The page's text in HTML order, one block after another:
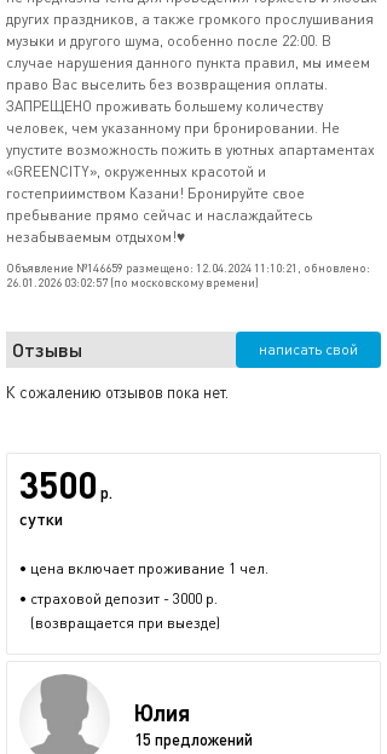
других праздников, а также громкого прослушивания
музыки и другого шума, особенно после 22:00. В
случае нарушения данного пункта правил, мы имеем
право Вас выселить без возвращения оплаты.
ЗАПРЕЩЕНО проживать большему количеству
человек, чем указанному при бронировании. Не
упустите возможность пожить в уютных апартаментах
«GREENCITY», окруженных красотой и
гостеприимством Казани! Бронируйте свое
пребывание прямо сейчас и наслаждайтесь
незабываемым отдыхом!♥️
Объявление №146659 размещено: 12.04.2024 11:10:21, обновлено:
26.01.2026 03:02:57 (по московскому времени)
Отзывы написать свой
К сожалению отзывов пока нет.
3500 р.
сутки
• цена включает проживание 1 чел.
• страховой депозит - 3000 р.
(возвращается при выезде)
Юлия
15 предложений